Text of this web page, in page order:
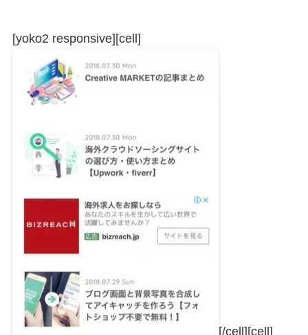
[yoko2 responsive][cell]
[/cell][cell]